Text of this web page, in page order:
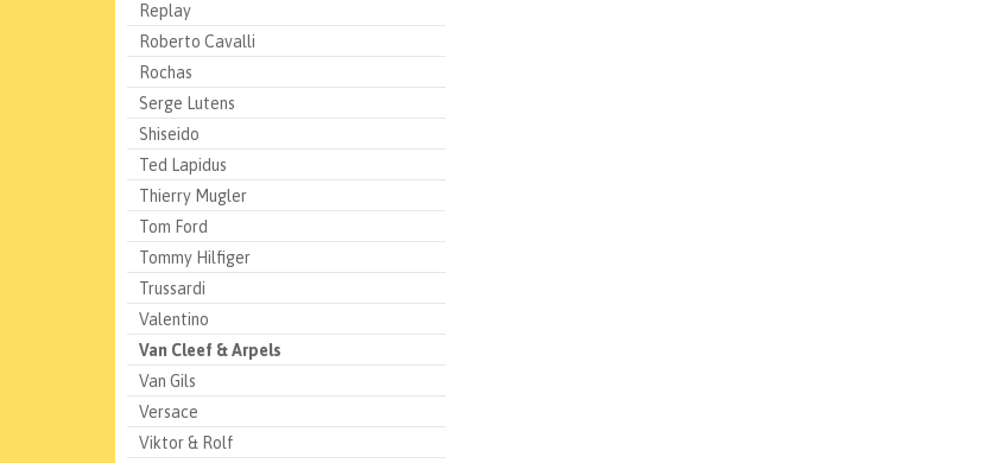
Replay
Roberto Cavalli
Rochas
Serge Lutens
Shiseido
Ted Lapidus
Thierry Mugler
Tom Ford
Tommy Hilfiger
Trussardi
Valentino
Van Cleef & Arpels
Van Gils
Versace
Viktor & Rolf